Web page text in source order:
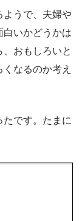
ようで、夫婦や
白いかどうかは
おもしろいと
なるのか考え
です。たまに